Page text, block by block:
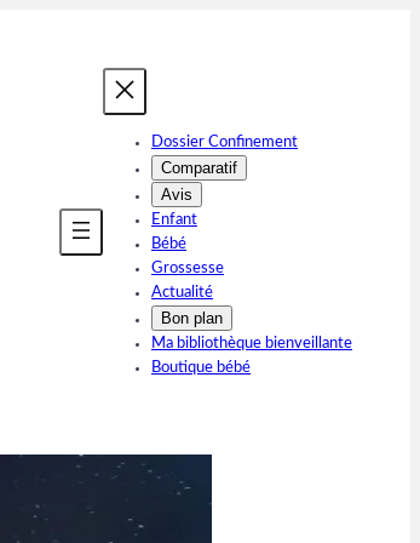
Dossier Confinement
Comparatif
Avis
Enfant
Bébé
Grossesse
Actualité
Bon plan
Ma bibliothèque bienveillante
Boutique bébé